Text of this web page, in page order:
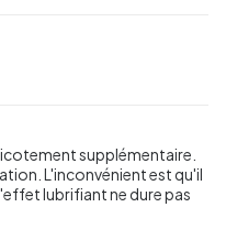
supplémentaire.
L'inconvénient est qu'il
lubrifiant ne dure pas